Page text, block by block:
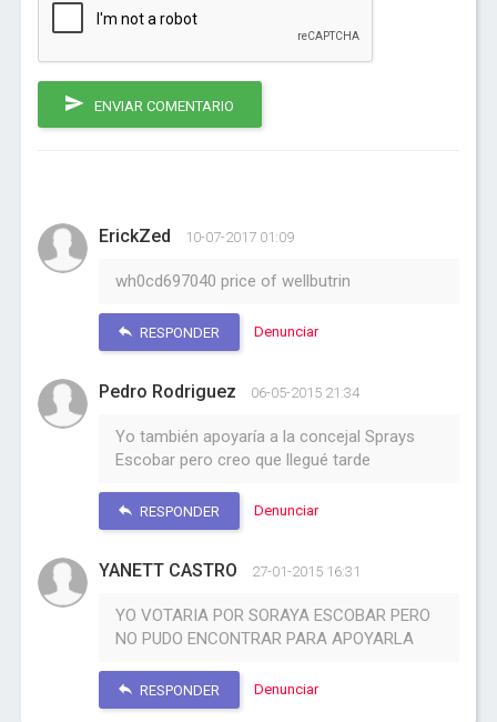
ENVIAR COMENTARIO
ErickZed 10-07-2017 01:09
wh0cd697040 price of wellbutrin
RESPONDER Denunciar
Pedro Rodriguez 06-05-2015 21:34
Yo también apoyaría a la concejal Sprays
Escobar pero creo que llegué tarde
RESPONDER Denunciar
YANETT CASTRO 27-01-2015 16:31
YO VOTARIA POR SORAYA ESCOBAR PERO
NO PUDO ENCONTRAR PARA APOYARLA
RESPONDER Denunciar